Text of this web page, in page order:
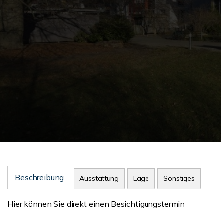
Beschreibung Ausstattung Lage Sonstiges
Hier können Sie direkt einen Besichtigungstermin